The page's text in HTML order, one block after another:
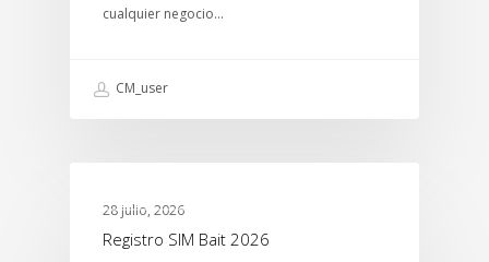
cualquier negocio…
CM_user
28 julio, 2026
Registro SIM Bait 2026